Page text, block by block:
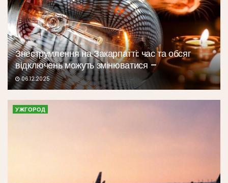
Знеструмлення на Закарпатті: час та обсяг
відключень можуть змінюватися –
06.12.2025
УЖГОРОД